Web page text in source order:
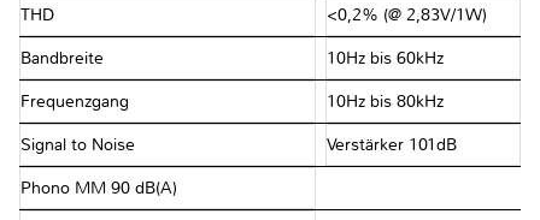
THD <0,2% (@ 2,83V/1W)
Bandbreite 10Hz bis 60kHz
Frequenzgang 10Hz bis 80kHz
Signal to Noise Verstärker 101dB
Phono MM 90 dB(A)